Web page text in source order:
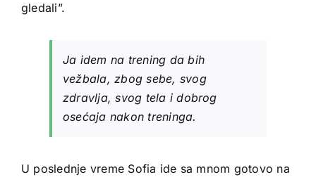
gledali”.
Ja idem na trening da bih
vežbala, zbog sebe, svog
zdravlja, svog tela i dobrog
osećaja nakon treninga.
U poslednje vreme Sofia ide sa mnom gotovo na